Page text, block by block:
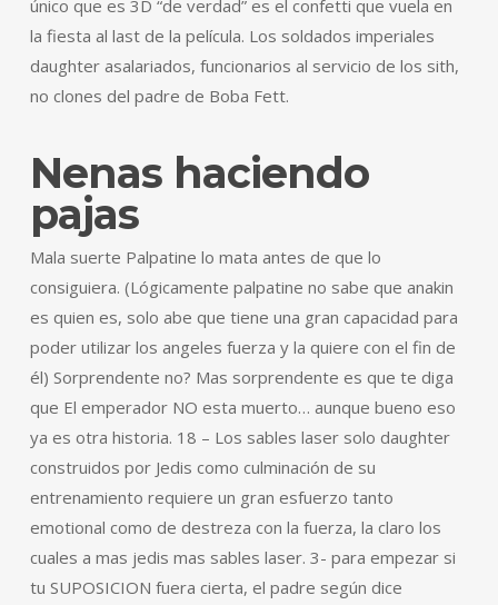
único que es 3D “de verdad” es el confetti que vuela en
la fiesta al last de la película. Los soldados imperiales
daughter asalariados, funcionarios al servicio de los sith,
no clones del padre de Boba Fett.
Nenas haciendo
pajas
Mala suerte Palpatine lo mata antes de que lo
consiguiera. (Lógicamente palpatine no sabe que anakin
es quien es, solo abe que tiene una gran capacidad para
poder utilizar los angeles fuerza y la quiere con el fin de
él) Sorprendente no? Mas sorprendente es que te diga
que El emperador NO esta muerto… aunque bueno eso
ya es otra historia. 18 – Los sables laser solo daughter
construidos por Jedis como culminación de su
entrenamiento requiere un gran esfuerzo tanto
emotional como de destreza con la fuerza, la claro los
cuales a mas jedis mas sables laser. 3- para empezar si
tu SUPOSICION fuera cierta, el padre según dice